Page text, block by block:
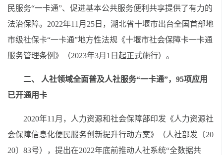
民服务“一卡通”、促进基本公共服务便利共享提供了有力的
法治保障。2022年11月25日，湖北省十堰市出台全国首部地
市级社保卡“一卡通”地方性法规《十堰市社会保障卡一卡通
服务管理条例》（2023年3月1日起正式施行）。
二、 人社领域全面普及人社服务“一卡通”，95项应用
已开通用卡
2020年11月，人力资源和社会保障部印发《人力资源社
会保障信息化便民服务创新提升行动方案》（人社部发〔20
20〕83号），提出在2022年底前推动人社系统“全数据共